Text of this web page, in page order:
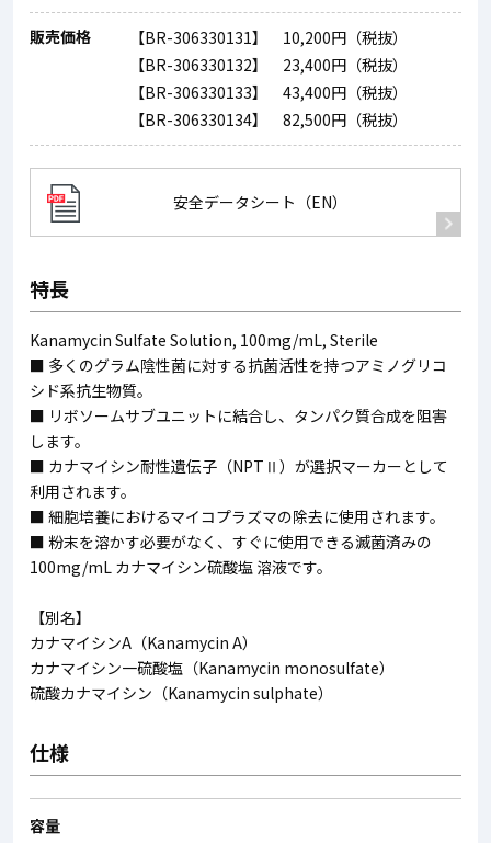
販売価格
【BR-306330131】 10,200円（税抜）
【BR-306330132】 23,400円（税抜）
【BR-306330133】 43,400円（税抜）
【BR-306330134】 82,500円（税抜）
安全データシート（EN）
特長
Kanamycin Sulfate Solution, 100mg/mL, Sterile
■ 多くのグラム陰性菌に対する抗菌活性を持つアミノグリコ
シド系抗生物質。
■ リボソームサブユニットに結合し、タンパク質合成を阻害
します。
■ カナマイシン耐性遺伝子（NPTⅡ）が選択マーカーとして
利用されます。
■ 細胞培養におけるマイコプラズマの除去に使用されます。
■ 粉末を溶かす必要がなく、すぐに使用できる滅菌済みの
100mg/mL カナマイシン硫酸塩 溶液です。
【別名】
カナマイシンA（Kanamycin A）
カナマイシン一硫酸塩（Kanamycin monosulfate）
硫酸カナマイシン（Kanamycin sulphate）
仕様
容量